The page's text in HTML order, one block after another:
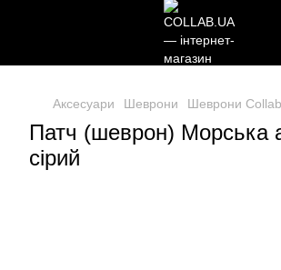
Аксесуари Шеврони Шеврони Collab.
Патч (шеврон) Морська
сірий